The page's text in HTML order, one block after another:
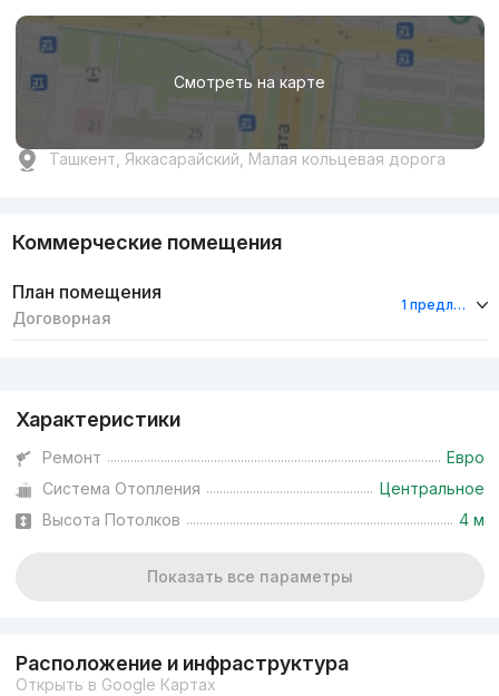
Смотреть на карте
Ташкент, Яккасарайский, Малая кольцевая дорога
Коммерческие помещения
План помещения
Договорная
1 предложение
Характеристики
Ремонт
Евро
Система Отопления
Центральное
Высота Потолков
4 м
Показать все параметры
Расположение и инфраструктура
Открыть в Google Картах